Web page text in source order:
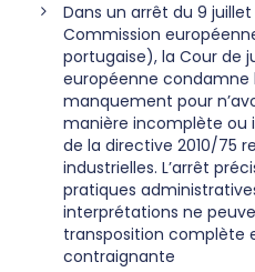
Dans un arrêt du 9
Commission
portugaise), la Cour de
européenne condamne
manquement pour
manière incomplète ou
de la directive 2010/75
industrielles. L’arrêt
pratiques
interprétations ne
transposition complète
contraignante